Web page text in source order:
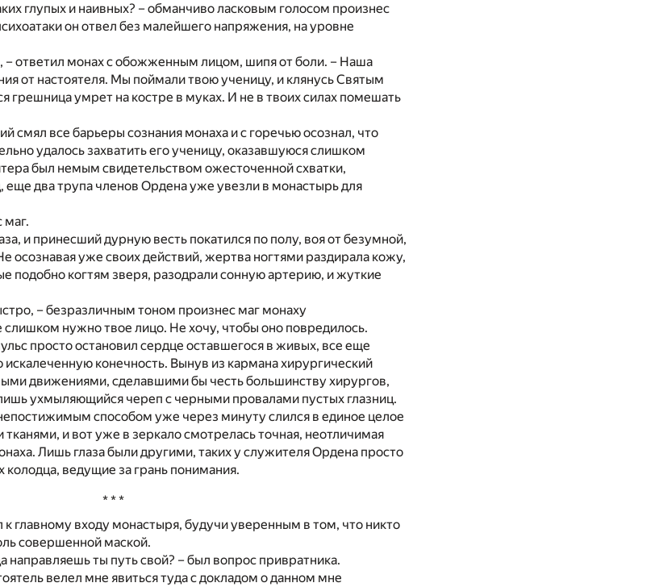
глупых и наивных? – обманчиво ласковым голосом произнес
он отвел без малейшего напряжения, на уровне
– ответил монах с обожженным лицом, шипя от боли. – Наша
от настоятеля. Мы поймали твою ученицу, и клянусь Святым
грешница умрет на костре в муках. И не в твоих силах помешать
смял все барьеры сознания монаха и с горечью осознал, что
удалось захватить его ученицу, оказавшуюся слишком
был немым свидетельством ожесточенной схватки,
еще два трупа членов Ордена уже увезли в монастырь для
маг.
и принесший дурную весть покатился по полу, воя от безумной,
осознавая уже своих действий, жертва ногтями раздирала кожу,
подобно когтям зверя, разодрали сонную артерию, и жуткие
– безразличным тоном произнес маг монаху
нужно твое лицо. Не хочу, чтобы оно повредилось.
просто остановил сердце оставшегося в живых, все еще
конечность. Вынув из кармана хирургический
движениями, сделавшими бы честь большинству хирургов,
ухмыляющийся череп с черными провалами пустых глазниц.
способом уже через минуту слился в единое целое
и вот уже в зеркало смотрелась точная, неотличимая
Лишь глаза были другими, таких у служителя Ордена просто
колодца, ведущие за грань понимания.
* * *
главному входу монастыря, будучи уверенным в том, что никто
совершенной маской.
направляешь ты путь свой? – был вопрос привратника.
велел мне явиться туда с докладом о данном мне